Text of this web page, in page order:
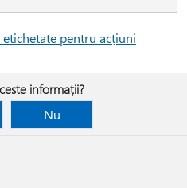
pentru acțiuni
informații?
Nu